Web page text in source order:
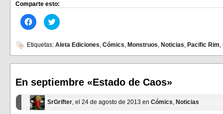
Comparte esto:
Haz
clic
en
Facebook
(Se
abre
ventana
nueva)
Haz
clic
en
(Se
abre
ventana
nueva)
Etiquetas: Aleta Ediciones, Cómics, Monstruos, Noticias, Pacific Rim,
En septiembre «Estado de Caos»
SrGrifter, el 24 de agosto de 2013 en Cómics, Noticias